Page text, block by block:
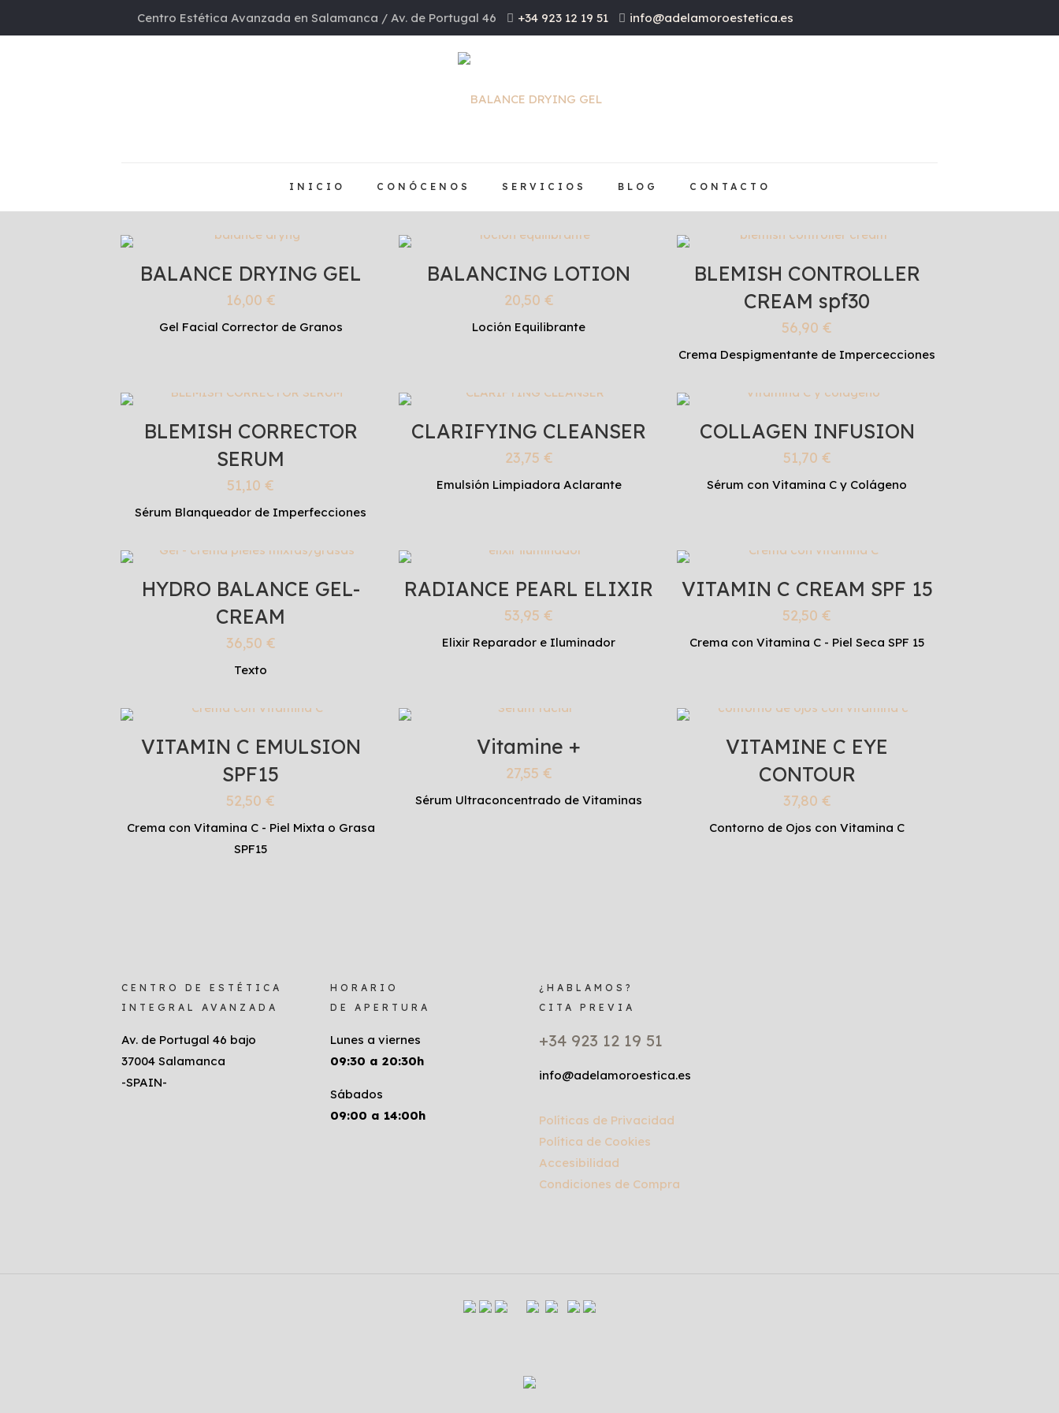
Centro Estética Avanzada en Salamanca / Av. de Portugal 46 +34 923 12 19 51 info@adelamoroestetica.es
INICIO CONÓCENOS SERVICIOS BLOG CONTACTO
BALANCE DRYING GEL
16,00 €
Gel Facial Corrector de Granos
BALANCING LOTION
20,50 €
Loción Equilibrante
BLEMISH CONTROLLER
CREAM spf30
56,90€
Crema Despigmentante de Impercecciones
BLEMISH CORRECTOR
SERUM
51,10€
Sérum Blanqueador de Imperfecciones
CLARIFYING CLEANSER
23,75 €
Emulsión Limpiadora Aclarante
COLLAGEN INFUSION
51,70 €
Sérum con Vitamina C y Colágeno
HYDRO BALANCE GEL-
CREAM
36,50 €
Texto
RADIANCE PEARL ELIXIR
53,95€
Elixir Reparador e Iluminador
VITAMIN C CREAM SPF 15
52,50€
Crema con Vitamina C - Piel Seca SPF 15
VITAMIN C EMULSION
SPF15
52,50€
Crema con Vitamina C - Piel Mixta o Grasa
SPF15
Vitamine +
27,55 €
Sérum Ultraconcentrado de Vitaminas
VITAMINE C EYE
CONTOUR
37,80 €
Contorno de Ojos con Vitamina C
CENTRO DE ESTÉTICA
INTEGRAL AVANZADA
Av. de Portugal 46 bajo
37004 Salamanca
-SPAIN-
HORARIO
DE APERTURA
Lunes a viernes
09:30 a 20:30h
Sábados
09:00 a 14:00h
¿HABLAMOS?
CITA PREVIA
+34 923 12 19 51
info@adelamoroestica.es
Políticas de Privacidad
Política de Cookies
Accesibilidad
Condiciones de Compra